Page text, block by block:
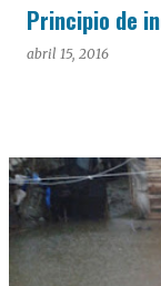
Principio de
abril 15, 2016